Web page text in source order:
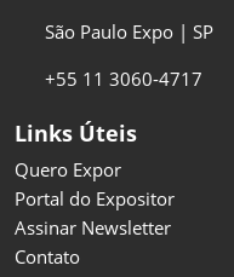
São Paulo Expo | SP
+55 11 3060-4717
Links Úteis
Quero Expor
Portal do Expositor
Assinar Newsletter
Contato